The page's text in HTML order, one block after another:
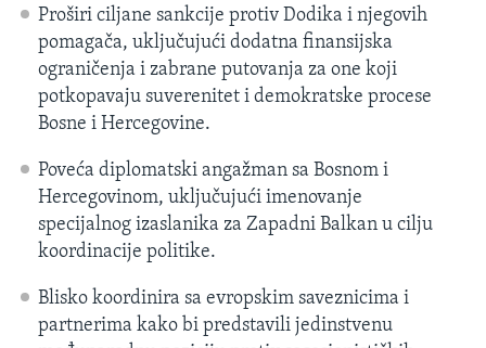
Proširi ciljane sankcije protiv Dodika i njegovih
pomagača, uključujući dodatna finansijska
ograničenja i zabrane putovanja za one koji
potkopavaju suverenitet i demokratske procese
Bosne i Hercegovine.
Poveća diplomatski angažman sa Bosnom i
Hercegovinom, uključujući imenovanje
specijalnog izaslanika za Zapadni Balkan u cilju
koordinacije politike.
Blisko koordinira sa evropskim saveznicima i
partnerima kako bi predstavili jedinstvenu